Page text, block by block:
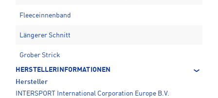
Fleeceinnenband
Längerer Schnitt
Grober Strick
HERSTELLERINFORMATIONEN
Hersteller
INTERSPORT International Corporation Europe B.V.